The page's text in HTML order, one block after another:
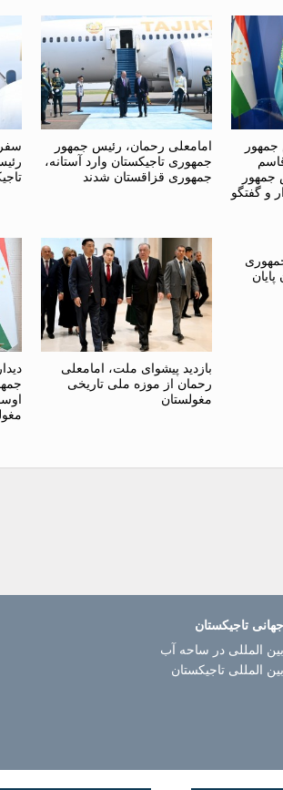
جمهور
و گفتگو
امامعلی رحمان، رئیس جمهور
جمهوری تاجیکستان وارد آستانه،
جمهوری قزاقستان شدند
بازدید پیشوای ملت، امامعلی
رحمان از موزه ملی تاریخی
مغولستان
تاجیکستان
المللی در ساحه آب
المللی تاجیکستان